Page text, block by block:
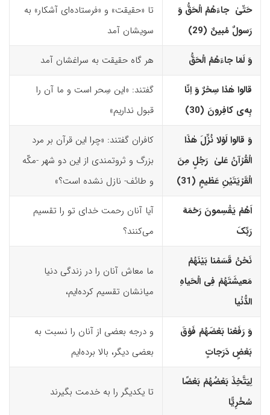
حَتّیٰ جاءَهُمُ الْحَقُّ وَ
رَسولٌ مُبینٌ (29)‏
تا «حقیقت» و «فرستاده‌ای آشکار» به
سویشان آمد‏
وَ لَمّا جاءَهُمُ الْحَقُّ هر گاه حقیقت به سراغشان آمد
قالوا هٰذا سِحْرٌ وَ اِنّا
بِه‌ى کافِرونَ (30)‏
گفتند: «این سِحر است و ما آن را
قبول نداریم»‏
وَ قالوا لَوْلا نُزِّلَ هٰذَا
الْقُرْآنُ عَلیٰ رَجُلٍ مِنَ
الْقَرْیَتَیْنِ عَظیمٍ (31)‏
کافران گفتند: «چرا این قرآن بر مرد
بزرگ و ثروتمندی از این دو شهر -مکّه
و طائف- نازل نشده است؟»
اَهُمْ یَقْسِمونَ رَحْمَهَ
رَبِّکَ
آیا آنان رحمت خدای تو را تقسیم
می‌کنند؟
نَحْنُ قَسَمْنا بَیْنَهُمْ
مَعیشَتَهُمْ فِى الْحَیاهِ
الدُّنْیا
ما معاش آنان را در زندگی دنیا
میانشان تقسیم کرده‌ایم،
وَ رَفَعْنا بَعْضَهُمْ فَوْقَ
بَعْضٍ دَرَجاتٍ
و درجه بعضی از آنان را نسبت به
بعضی دیگر، بالا برده‌ایم
لِیَتَّخِذَ بَعْضُهُمْ بَعْضًا
سُخْرِیًّا
تا یکدیگر را به خدمت بگیرند